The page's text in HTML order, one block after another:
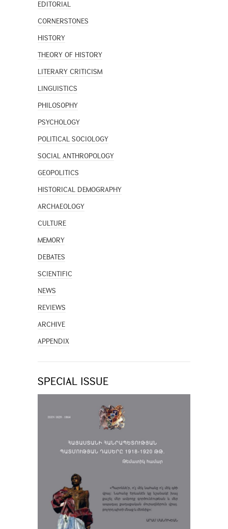
EDITORIAL
CORNERSTONES
HISTORY
THEORY OF HISTORY
LITERARY CRITICISM
LINGUISTICS
PHILOSOPHY
PSYCHOLOGY
POLITICAL SOCIOLOGY
SOCIAL ANTHROPOLOGY
GEOPOLITICS
HISTORICAL DEMOGRAPHY
ARCHAEOLOGY
CULTURE
MEMORY
DEBATES
SCIENTIFIC
NEWS
REVIEWS
ARCHIVE
APPENDIX
SPECIAL ISSUE